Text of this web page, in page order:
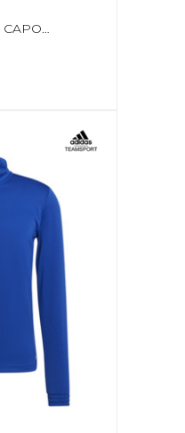
KOSZULKA GIVOVA CAPO MC CZERWONO-CZARNA MAC03 1210